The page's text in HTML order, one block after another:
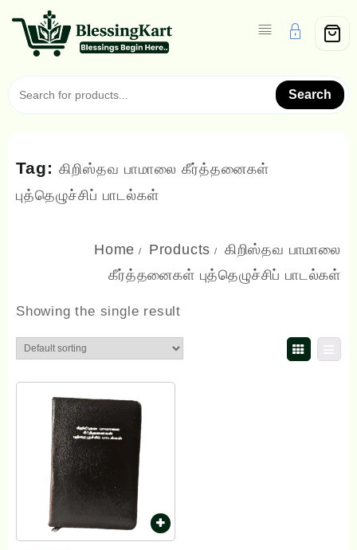
content
Search
Tag: கிறிஸ்தவ பாமாலை கீர்த்தனைகள்
புத்தெழுச்சிப் பாடல்கள்
Home Products
கிறிஸ்தவ பாமாலை
கீர்த்தனைகள் புத்தெழுச்சிப் பாடல்கள்
Showing the single result